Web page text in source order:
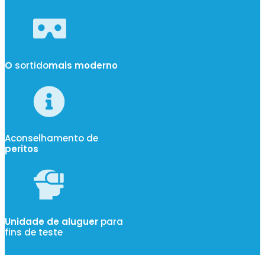
O sortidomais moderno
Aconselhamento de
peritos
Unidade de aluguer para
fins de teste